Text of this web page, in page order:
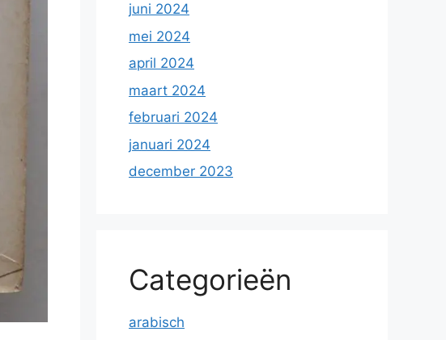
juni 2024
mei 2024
april 2024
maart 2024
februari 2024
januari 2024
december 2023
Categorieën
arabisch